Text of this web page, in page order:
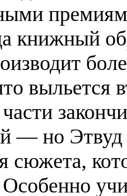
книжный
— но Этвуд
сюжета,
Особенно